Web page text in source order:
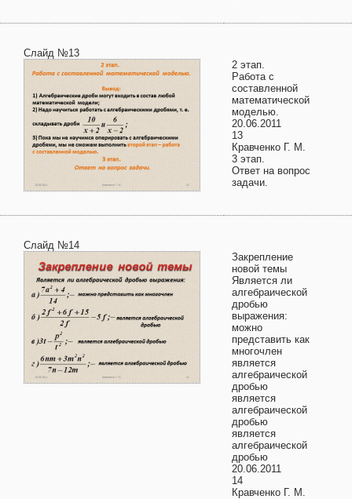
Слайд №13
2 этап.
Работа с
составленной
математической
моделью.
20.06.2011
13
Кравченко Г. М.
3 этап.
Ответ на вопрос
задачи.
Слайд №14
Закрепление
новой темы
Является ли
алгебраической
дробью
выражения:
можно
представить как
многочлен
является
алгебраической
дробью
является
алгебраической
дробью
является
алгебраической
дробью
20.06.2011
14
Кравченко Г. М.